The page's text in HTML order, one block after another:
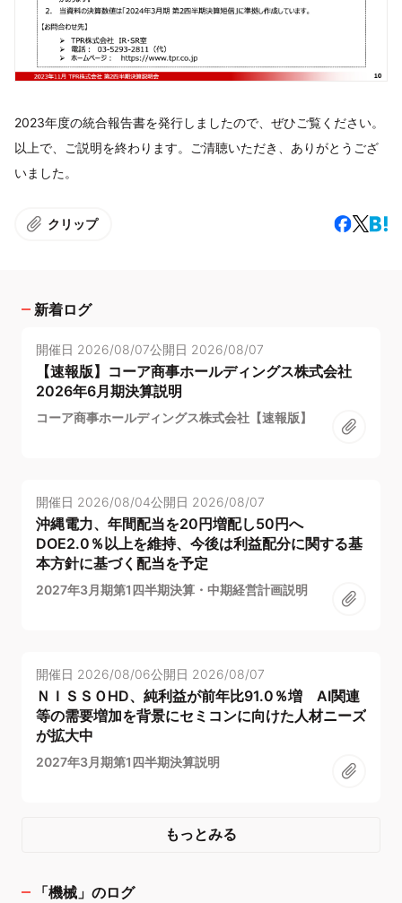
2023年度の統合報告書を発行しましたので、ぜひご覧ください。
以上で、ご説明を終わります。ご清聴いただき、ありがとうござ
いました。
クリップ
新着ログ
開催日 2026/08/07公開日 2026/08/07
【速報版】コーア商事ホールディングス株式会社
2026年6月期決算説明
コーア商事ホールディングス株式会社【速報版】
開催日 2026/08/04公開日 2026/08/07
沖縄電力、年間配当を20円増配し50円へ
DOE2.0％以上を維持、今後は利益配分に関する基
本方針に基づく配当を予定
2027年3月期第1四半期決算・中期経営計画説明
開催日 2026/08/06公開日 2026/08/07
ＮＩＳＳＯHD、純利益が前年比91.0％増 AI関連
等の需要増加を背景にセミコンに向けた人材ニーズ
が拡大中
2027年3月期第1四半期決算説明
もっとみる
「機械 」のログ